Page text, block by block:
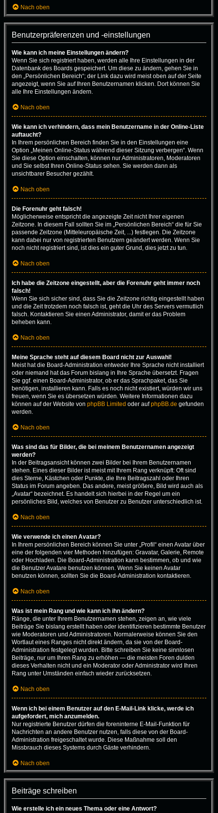
Nach oben
Benutzerpräferenzen und -einstellungen
Wie kann ich meine Einstellungen ändern?
Wenn Sie sich registriert haben, werden alle Ihre Einstellungen in der
Datenbank des Boards gespeichert. Um diese zu ändern, gehen Sie in
den „Persönlichen Bereich“; der Link dazu wird meist oben auf der Seite
angezeigt, wenn Sie auf Ihren Benutzernamen klicken. Dort können Sie
alle Ihre Einstellungen ändern.
Nach oben
Wie kann ich verhindern, dass mein Benutzername in der Online-Liste
auftaucht?
In Ihrem persönlichen Bereich finden Sie in den Einstellungen eine
Option „Meinen Online-Status während dieser Sitzung verbergen“. Wenn
Sie diese Option einschalten, können nur Administratoren, Moderatoren
und Sie selbst Ihren Online-Status sehen. Sie werden dann als
unsichtbarer Besucher gezählt.
Nach oben
Die Forenuhr geht falsch!
Möglicherweise entspricht die angezeigte Zeit nicht Ihrer eigenen
Zeitzone. In diesem Fall sollten Sie im „Persönlichen Bereich“ die für Sie
passende Zeitzone (Mitteleuropäische Zeit, ...) festlegen. Die Zeitzone
kann dabei nur von registrierten Benutzern geändert werden. Wenn Sie
noch nicht registriert sind, ist dies ein guter Grund, dies jetzt zu tun.
Nach oben
Ich habe die Zeitzone eingestellt, aber die Forenuhr geht immer noch
falsch!
Wenn Sie sich sicher sind, dass Sie die Zeitzone richtig eingestellt haben
und die Zeit trotzdem noch falsch ist, geht die Uhr des Servers vermutlich
falsch. Kontaktieren Sie einen Administrator, damit er das Problem
beheben kann.
Nach oben
Meine Sprache steht auf diesem Board nicht zur Auswahl!
Meist hat die Board-Administration entweder Ihre Sprache nicht installiert
oder niemand hat das Forum bislang in Ihre Sprache übersetzt. Fragen
Sie ggf. einen Board-Administrator, ob er das Sprachpaket, das Sie
benötigen, installieren kann. Falls es noch nicht existiert, würden wir uns
freuen, wenn Sie es übersetzen würden. Weitere Informationen dazu
können auf der Website von phpBB Limited oder aufphpBB.de gefunden
werden.
Nach oben
Was sind das für Bilder, die bei meinem Benutzernamen angezeigt
werden?
In der Beitragsansicht können zwei Bilder bei Ihrem Benutzernamen
stehen. Eines dieser Bilder ist meist mit Ihrem Rang verknüpft: Oft sind
dies Sterne, Kästchen oder Punkte, die Ihre Beitragszahl oder Ihren
Status im Forum angeben. Das andere, meist größere, Bild wird auch als
„Avatar“ bezeichnet. Es handelt sich hierbei in der Regel um ein
persönliches Bild, welches von Benutzer zu Benutzer unterschiedlich ist.
Nach oben
Wie verwende ich einen Avatar?
In Ihrem persönlichen Bereich können Sie unter „Profil“ einen Avatar über
eine der folgenden vier Methoden hinzufügen: Gravatar, Galerie, Remote
oder Hochladen. Die Board-Administration kann bestimmen, ob und wie
die Benutzer Avatare benutzen können. Wenn Sie keinen Avatar
benutzen können, sollten Sie die Board-Administration kontaktieren.
Nach oben
Was ist mein Rang und wie kann ich ihn ändern?
Ränge, die unter Ihrem Benutzernamen stehen, zeigen an, wie viele
Beiträge Sie bislang erstellt haben oder identifizieren bestimmte Benutzer
wie Moderatoren und Administratoren. Normalerweise können Sie den
Wortlaut eines Ranges nicht direkt ändern, da sie von der Board-
Administration festgelegt wurden. Bitte schreiben Sie keine sinnlosen
Beiträge, nur um Ihren Rang zu erhöhen — die meisten Foren dulden
dieses Verhalten nicht und ein Moderator oder Administrator wird Ihren
Rang unter Umständen einfach wieder zurücksetzen.
Nach oben
Wenn ich bei einem Benutzer auf den E-Mail-Link klicke, werde ich
aufgefordert, mich anzumelden.
Nur registrierte Benutzer dürfen die foreninterne E-Mail-Funktion für
Nachrichten an andere Benutzer nutzen, falls diese von der Board-
Administration freigeschaltet wurde. Diese Maßnahme soll den
Missbrauch dieses Systems durch Gäste verhindern.
Nach oben
Beiträge schreiben
Wie erstelle ich ein neues Thema oder eine Antwort?